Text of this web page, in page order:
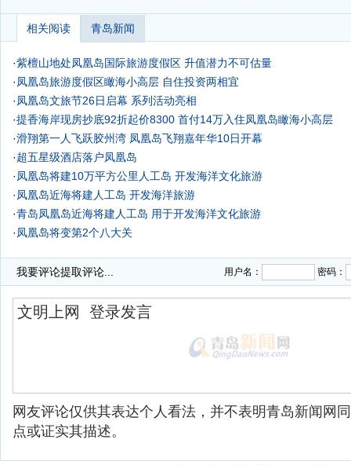
相关阅读 青岛新闻
·紫檀山地处凤凰岛国际旅游度假区 升值潜力不可估量
· 凤凰岛旅游度假区瞰海小高层 自住投资两相宜
· 凤凰岛文旅节26日启幕 系列活动亮相
·提香海岸现房抄底92折起价8300 首付14万入住凤凰岛瞰海小高层
·滑翔第一人飞跃胶州湾 凤凰岛飞翔嘉年华10日开幕
·超五星级酒店落户凤凰岛
· 凤凰岛将建10万平方公里人工岛 开发海洋文化旅游
· 凤凰岛近海将建人工岛 开发海洋旅游
·青岛凤凰岛近海将建人工岛 用于开发海洋文化旅游
· 凤凰岛将变第2个八大关
我要评论提取评论... 用户名： 密码：
网友评论仅供其表达个人看法，并不表明青岛新闻网
点或证实其描述。